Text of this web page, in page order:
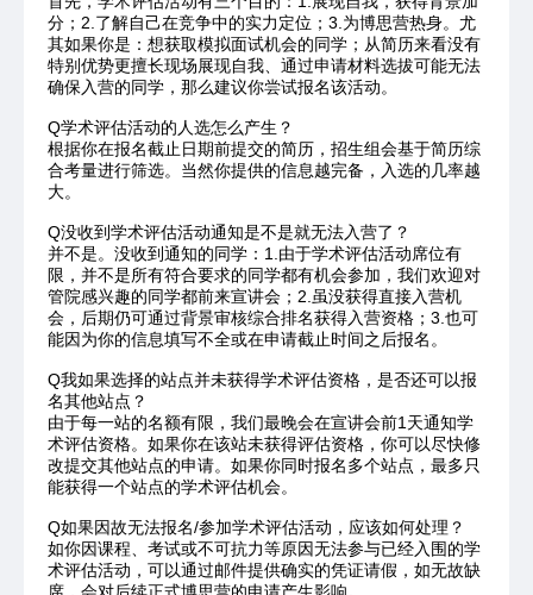
分；2.了解自己在竞争中的实力定位；3.为博思营热身。尤
其如果你是：想获取模拟面试机会的同学；从简历来看没有
特别优势更擅长现场展现自我、通过申请材料选拔可能无法
确保入营的同学，那么建议你尝试报名该活动。
Q学术评估活动的人选怎么产生？
根据你在报名截止日期前提交的简历，招生组会基于简历综
合考量进行筛选。当然你提供的信息越完备，入选的几率越
大。
Q没收到学术评估活动通知是不是就无法入营了？
并不是。没收到通知的同学：1.由于学术评估活动席位有
限，并不是所有符合要求的同学都有机会参加，我们欢迎对
管院感兴趣的同学都前来宣讲会；2.虽没获得直接入营机
会，后期仍可通过背景审核综合排名获得入营资格；3.也可
能因为你的信息填写不全或在申请截止时间之后报名。
Q我如果选择的站点并未获得学术评估资格，是否还可以报
名其他站点？
由于每一站的名额有限，我们最晚会在宣讲会前1天通知学
术评估资格。如果你在该站未获得评估资格，你可以尽快修
改提交其他站点的申请。如果你同时报名多个站点，最多只
能获得一个站点的学术评估机会。
Q如果因故无法报名/参加学术评估活动，应该如何处理？
如你因课程、考试或不可抗力等原因无法参与已经入围的学
术评估活动，可以通过邮件提供确实的凭证请假，如无故缺
席，会对后续正式博思营的申请产生影响。